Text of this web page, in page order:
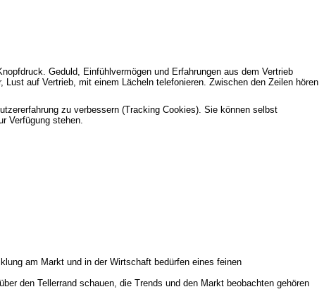
Geduld, Einfühlvermögen und Erfahrungen aus dem Vertrieb
auf Vertrieb, mit einem Lächeln telefonieren. Zwischen den Zeilen hören
am Markt und in der Wirtschaft bedürfen eines feinen
den Tellerrand schauen, die Trends und den Markt beobachten gehören
zu verbessern (Tracking Cookies). Sie können selbst
Verfügung stehen.